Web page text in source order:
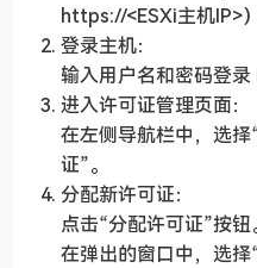
https://<ESXi主机IP>）
登录主机：
输入用户名和密码登录
进入许可证管理页面：
在左侧导航栏中，选
证”。
分配新许可证：
点击“分配许可证”按钮
在弹出的窗口中，选择